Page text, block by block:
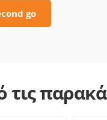
go
τις